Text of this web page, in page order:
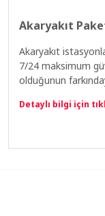
Akaryakıt
Akaryakıt
7/24 maksimum
olduğunun
Detaylı bilgi için